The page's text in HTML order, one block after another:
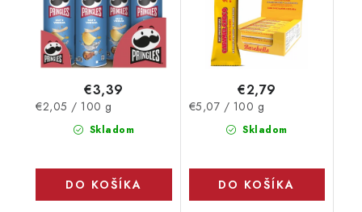
Skladom
€3,39
Jednotková
€2,05 / 100 g
DO KOŠÍKA
Skladom
€2,79
Jednotková
€5,07 / 100 g
DO KOŠÍKA